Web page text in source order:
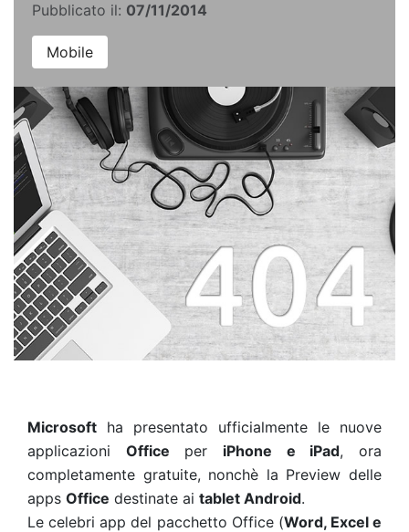
Pubblicato il: 07/11/2014
Mobile
Microsoft ha presentato ufficialmente le nuove
applicazioni Office per iPhone e iPad, ora
completamente gratuite, nonchè la Preview delle
apps Office destinate ai tablet Android.
Le celebri app del pacchetto Office (Word, Excel e